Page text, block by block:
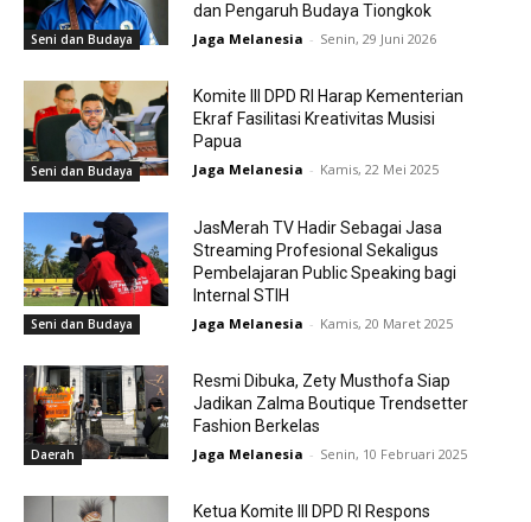
Seni dan Budaya
dan Pengaruh Budaya Tiongkok
Jaga Melanesia - Senin, 29 Juni 2026
Seni dan Budaya
Komite III DPD RI Harap Kementerian
Ekraf Fasilitasi Kreativitas Musisi
Papua
Jaga Melanesia - Kamis, 22 Mei 2025
Seni dan Budaya
JasMerah TV Hadir Sebagai Jasa
Streaming Profesional Sekaligus
Pembelajaran Public Speaking bagi
Internal STIH
Jaga Melanesia - Kamis, 20 Maret 2025
Daerah
Resmi Dibuka, Zety Musthofa Siap
Jadikan Zalma Boutique Trendsetter
Fashion Berkelas
Jaga Melanesia - Senin, 10 Februari 2025
Ketua Komite III DPD RI Respons